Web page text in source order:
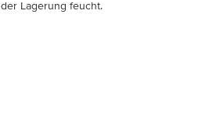
Lagerung feucht.